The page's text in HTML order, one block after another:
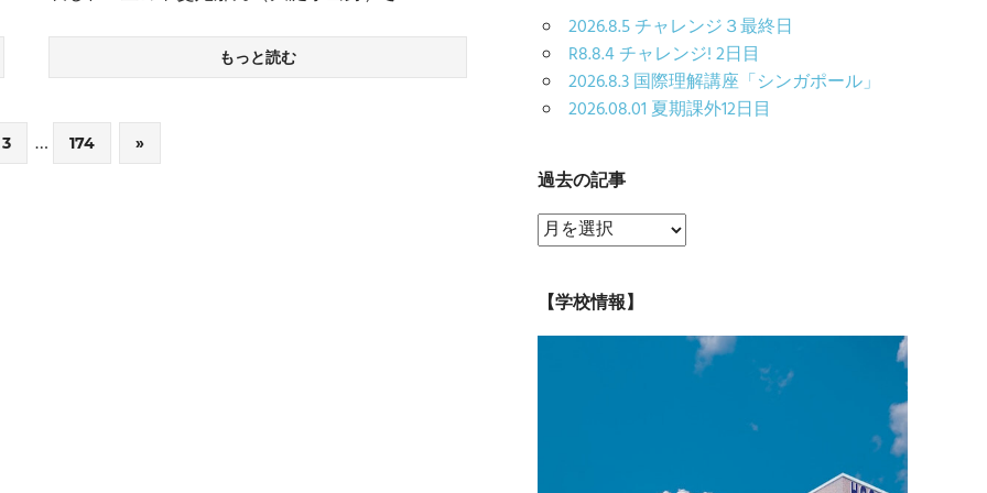
もっと読む
3 … 174
次
の
»
2026.8.5 チャレンジ３最終日
R8.8.4 チャレンジ! 2日目
2026.8.3 国際理解講座「シンガポール」
2026.08.01 夏期課外12日目
過去の記事
過
去
記
事
【学校情報】